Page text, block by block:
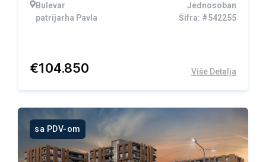
Bulevar
patrijarha Pavla
Jednosoban
Šifra: #542255
€104.850 Više Detalja
sa PDV-om